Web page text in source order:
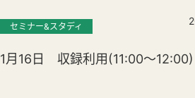
セミナー&スタディ
1月16日 収録利用(11:00～12:00)